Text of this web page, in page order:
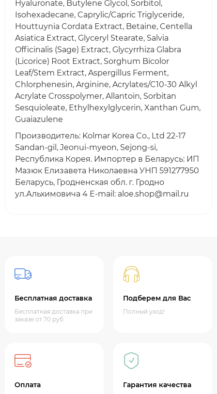
Hyaluronate, Butylene Glycol, Sorbitol,
Isohexadecane, Caprylic/Capric Triglyceride,
Houttuynia Cordata Extract, Betaine, Centella
Asiatica Extract, Glyceryl Stearate, Salvia
Officinalis (Sage) Extract, Glycyrrhiza Glabra
(Licorice) Root Extract, Sorghum Bicolor
Leaf/Stem Extract, Aspergillus Ferment,
Chlorphenesin, Arginine, Acrylates/C10-30 Alkyl
Acrylate Crosspolymer, Allantoin, Sorbitan
Sesquioleate, Ethylhexylglycerin, Xanthan Gum,
Guaiazulene
Производитель: Kolmar Korea Co., Ltd 22-17
Sandan-gil, Jeonui-myeon, Sejong-si,
Республика Корея. Импортер в Беларусь: ИП
Мазюк Елизавета Николаевна УНП 591277950
Беларусь, Гродненская обл. г. Гродно
ул.Альхимовича 4 E-mail: aloe.shop@mail.ru
Бесплатная доставка
Бесплатная доставка при
заказе от 70 руб.
Подберем для Вас
Полный уход!
Оплата Гарантия качества